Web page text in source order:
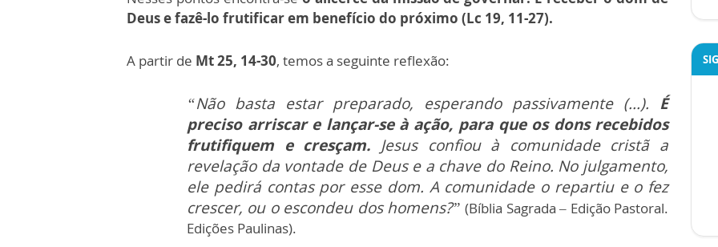
Deus e fazê-lo frutificar em benefício do próximo (Lc 19, 11-27).
A partir de Mt 25, 14-30, temos a seguinte reflexão:
“Não basta estar preparado, esperando passivamente (...). É
preciso arriscar e lançar-se à ação, para que os dons recebidos
frutifiquem e cresçam. Jesus confiou à comunidade cristã a
revelação da vontade de Deus e a chave do Reino. No julgamento,
ele pedirá contas por esse dom. A comunidade o repartiu e o fez
crescer, ou o escondeu dos homens?” (Bíblia Sagrada – Edição Pastoral.
Edições Paulinas).